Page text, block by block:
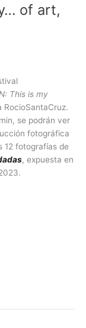
of art,
This is my
RocioSantaCruz.
se podrán ver
fotográfica
12 fotografías de
, expuesta en